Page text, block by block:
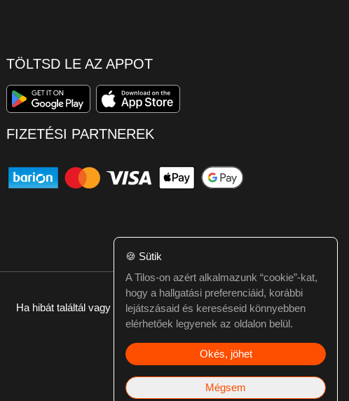
TÖLTSD LE AZ APPOT
FIZETÉSI PARTNEREK
Ha hibát találtál vagy kérdésed van itt jelezd:webmester@tilos.hu
🍪 Sütik
A Tilos-on azért alkalmazunk “cookie”-kat,
hogy a hallgatási preferenciáid, korábbi
lejátszásaid és kereséseid könnyebben
elérhetőek legyenek az oldalon belül.
Okés, jöhet
Mégsem